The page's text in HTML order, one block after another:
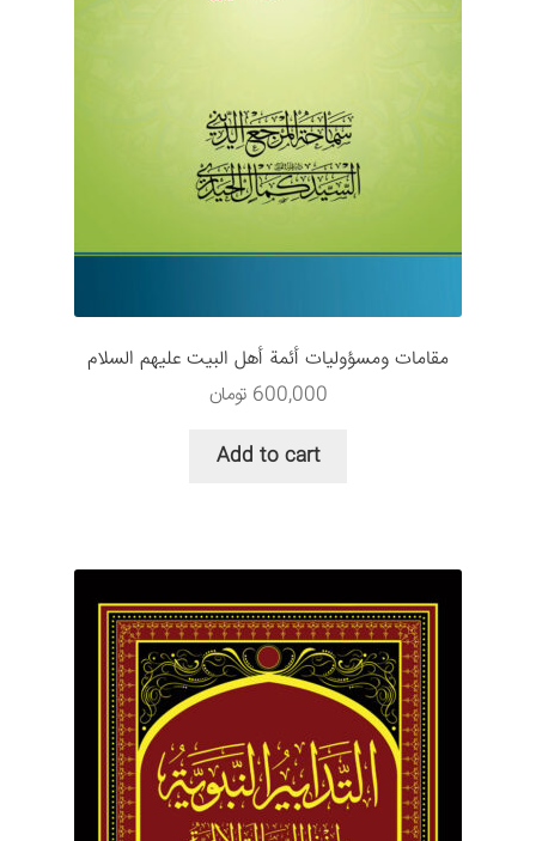
مقامات ومسؤوليات أئمة أهل البيت عليهم السلام
600,000 تومان
Add to cart